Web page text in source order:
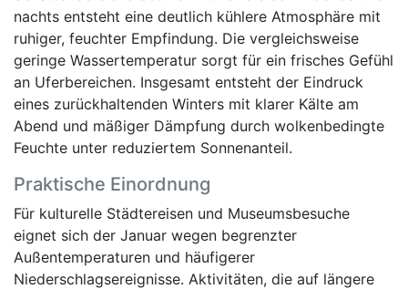
nachts entsteht eine deutlich kühlere Atmosphäre mit
ruhiger, feuchter Empfindung. Die vergleichsweise
geringe Wassertemperatur sorgt für ein frisches Gefühl
an Uferbereichen. Insgesamt entsteht der Eindruck
eines zurückhaltenden Winters mit klarer Kälte am
Abend und mäßiger Dämpfung durch wolkenbedingte
Feuchte unter reduziertem Sonnenanteil.
Praktische Einordnung
Für kulturelle Städtereisen und Museumsbesuche
eignet sich der Januar wegen begrenzter
Außentemperaturen und häufigerer
Niederschlagsereignisse. Aktivitäten, die auf längere